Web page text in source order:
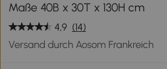
Maße 40B x 30T x 130H cm
4,9 (14)
Versand durch Aosom Frankreich